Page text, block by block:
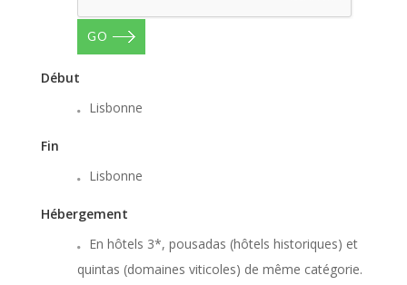
GO
Début
Lisbonne
Fin
Lisbonne
Hébergement
En hôtels 3*, pousadas (hôtels historiques) et
quintas (domaines viticoles) de même catégorie.